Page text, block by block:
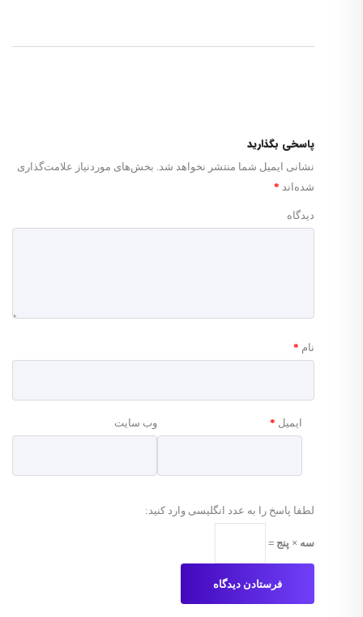
پاسخی بگذارید
نشانی ایمیل شما منتشر نخواهد شد. بخش‌های موردنیاز علامت‌گذاری
شده‌اند *
دیدگاه
نام *
ایمیل * وب‌ سایت
لطفا پاسخ را به عدد انگلیسی وارد کنید:
سه × پنج =